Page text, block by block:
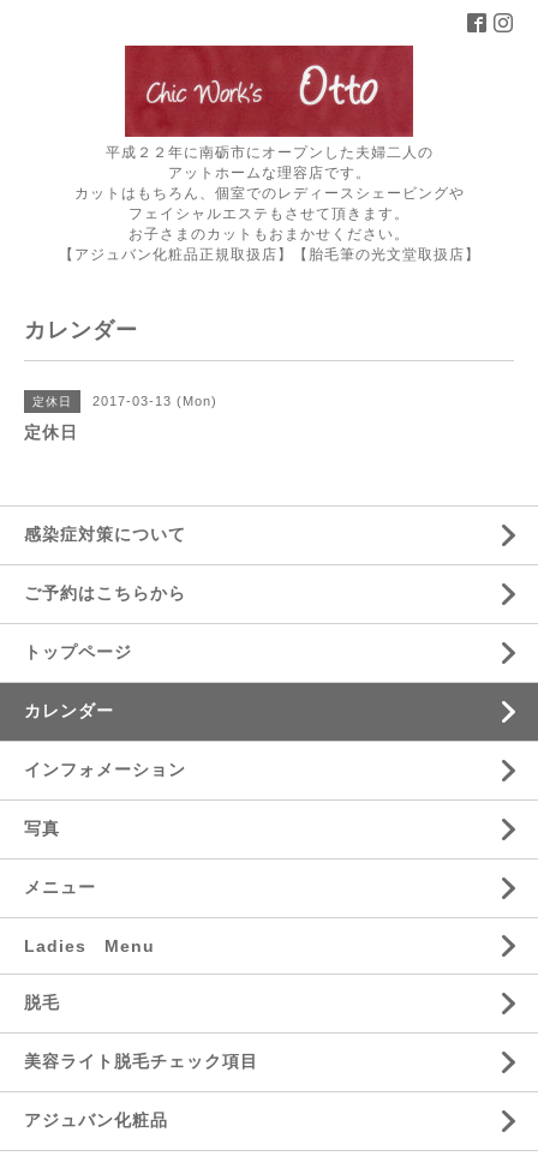
平成２２年に南砺市にオープンした夫婦二人の
アットホームな理容店です。
カットはもちろん、個室でのレディースシェービングや
フェイシャルエステもさせて頂きます。
お子さまのカットもおまかせください。
【アジュバン化粧品正規取扱店】【胎毛筆の光文堂取扱店】
カレンダー
定休日 2017-03-13 (Mon)
定休日
感染症対策について
ご予約はこちらから
トップページ
カレンダー
インフォメーション
写真
メニュー
Ladies Menu
脱毛
美容ライト脱毛チェック項目
アジュバン化粧品